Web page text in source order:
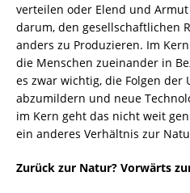
verteilen oder Elend und
darum, den gesellschaftlichen
anders zu Produzieren. Im
die Menschen zueinander in
es zwar wichtig, die Folgen der
abzumildern und neue
im Kern geht das nicht weit
ein anderes Verhältnis zur
Zurück zur Natur? Vorwärts